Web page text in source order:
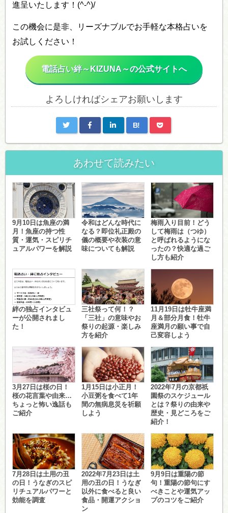
進呈いたします！(^-^)/
この機会に是非、リーズナブルでお手軽な本格占いを
お試しください！
電話占い絆～KIZUNA～の公式サイトへ
よろしければシェアお願いします
B!
あわせて読みたい
9月10日は魚座の満
月！魚座の持つ性
質・運気・スピリチ
ュアルパワーを解説
令和はどんな時代に
なる？即位礼正殿の
儀の概要や衣装の意
味についても解説
梅雨入り目前！どう
して梅雨は（つゆ）
と呼ばれるようにな
ったの？快適な過ご
し方も紹介
絆の独占インタビュ
ーが公開されまし
た！
三社祭って何！？
「三社」の意味やお
祭りの起源・楽しみ
方を紹介
11月19日は牡牛座満
月＆部分月食！牡牛
座満月の願い事で自
己変容しよう
3月27日は桜の日！
桜の花言葉や由来…
ちょっと怖い逸話も
ご紹介
1月15日は小正月！
小豆粥を食べて1年
間の無病息災を祈願
しよう
2022年7月の京都祇
園祭のスケジュール
とは？祭りの由来や
歴史・見どころをご
紹介！
7月28日は土用の丑
の日！うなぎのスピ
リチュアルパワーと
効能を調査
2022年7月23日は土
用の丑の日！うなぎ
以外に食べると良い
食品・開運アクショ
ン
9月9日は重陽の節
句！重陽の節句にす
べきことや運気アッ
プのコツをご紹介